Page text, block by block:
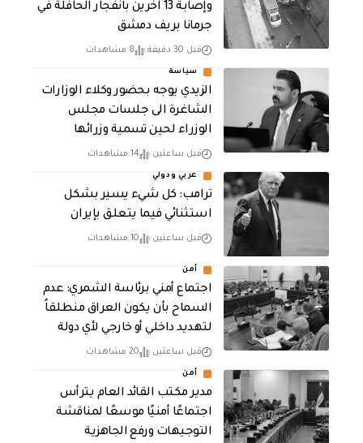
وإصابة 13 اخرين بانفجار الحافلة في
جرمانا بريف دمشق
قبل 30 دقيقة 8 مشاهدات
سياسة
الزيدي يوجه بحضور وكلاء الوزارات
الشاغرة الى جلسات مجلس
الوزراء لحين تسمية وزرائها
قبل ساعتين 14 مشاهدات
عربي ودولي
ترامب: كل شيء يسير بشكل
استثنائي فيما يتعلق بإيران
قبل ساعتين 10 مشاهدات
أمن
اجتماع أمني برئاسة الشمري: عدم
السماح بأن يكون العراق منطلقاً
لتهديد داخلي أو خارجي لأي دولة
قبل ساعتين 20 مشاهدات
أمن
مدير مكتب القائد العام يترأس
اجتماعًا أمنيًا موسعًا لمناقشة
التوجيهات ورفع الجاهزية